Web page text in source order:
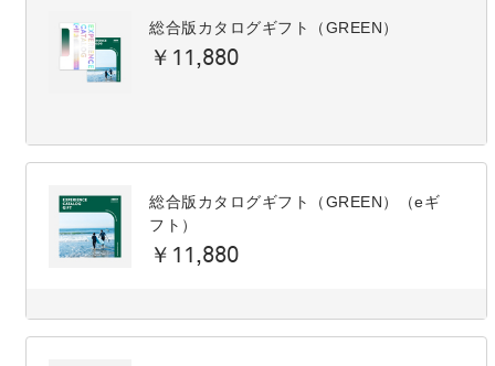
総合版カタログギフト（GREEN）
￥11,880
総合版カタログギフト（GREEN）（eギ
フト）
￥11,880